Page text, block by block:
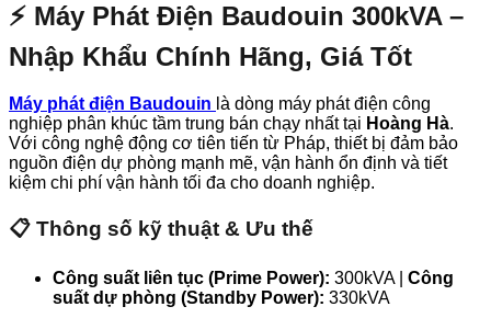
⚡ Máy Phát Điện Baudouin 300kVA –
Nhập Khẩu Chính Hãng, Giá Tốt
Máy phát điện Baudouin là dòng máy phát điện công
nghiệp phân khúc tầm trung bán chạy nhất tại Hoàng Hà.
Với công nghệ động cơ tiên tiến từ Pháp, thiết bị đảm bảo
nguồn điện dự phòng mạnh mẽ, vận hành ổn định và tiết
kiệm chi phí vận hành tối đa cho doanh nghiệp.
📋 Thông số kỹ thuật & Ưu thế
Công suất liên tục (Prime Power): 300kVA | Công
suất dự phòng (Standby Power): 330kVA